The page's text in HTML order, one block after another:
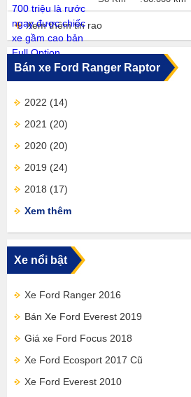
Xem thêm tin rao
Bán xe Ford Ranger Raptor
2022 (14)
2021 (20)
2020 (20)
2019 (24)
2018 (17)
Xem thêm
Xe nổi bật
Xe Ford Ranger 2016
Bán Xe Ford Everest 2019
Giá xe Ford Focus 2018
Xe Ford Ecosport 2017 Cũ
Xe Ford Everest 2010